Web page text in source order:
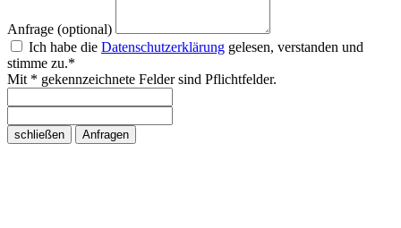
Anfrage (optional)
Ich habe die Datenschutzerklärung gelesen, verstanden und
stimme zu.*
Mit * gekennzeichnete Felder sind Pflichtfelder.
schließen Anfragen